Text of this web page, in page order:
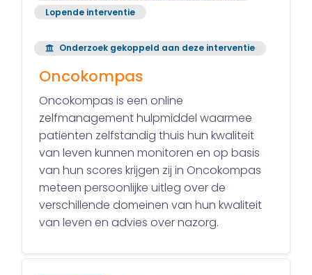
Lopende interventie
Onderzoek gekoppeld aan deze interventie
Oncokompas
Oncokompas is een online
zelfmanagement hulpmiddel waarmee
patiënten zelfstandig thuis hun kwaliteit
van leven kunnen monitoren en op basis
van hun scores krijgen zij in Oncokompas
meteen persoonlijke uitleg over de
verschillende domeinen van hun kwaliteit
van leven en advies over nazorg.